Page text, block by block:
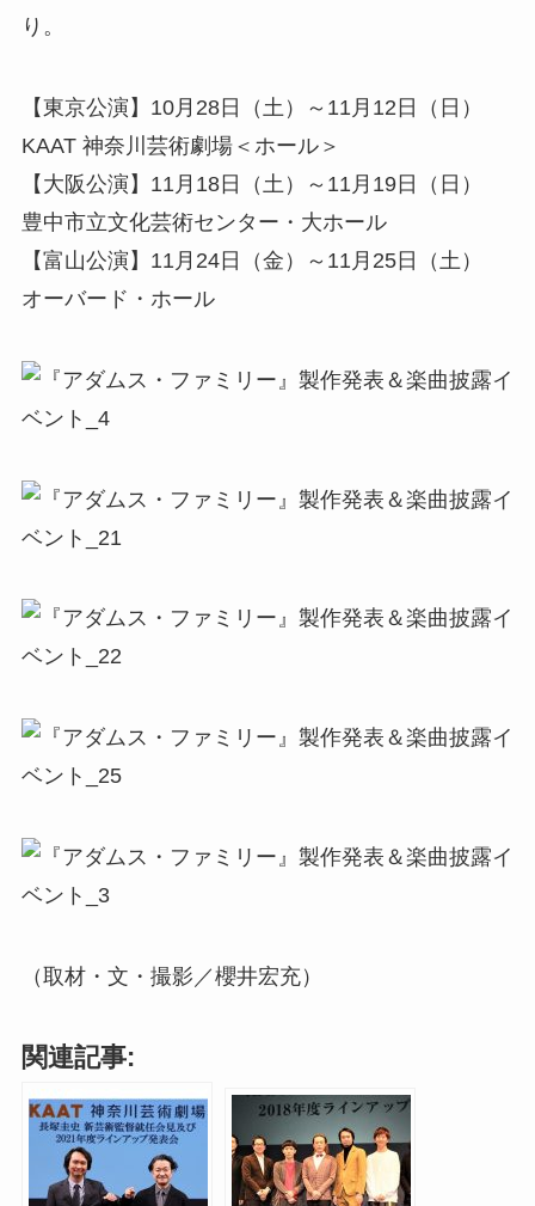
り。
【東京公演】10月28日（土）～11月12日（日）
KAAT 神奈川芸術劇場＜ホール＞
【大阪公演】11月18日（土）～11月19日（日）
豊中市立文化芸術センター・大ホール
【富山公演】11月24日（金）～11月25日（土）
オーバード・ホール
（取材・文・撮影／櫻井宏充）
関連記事: